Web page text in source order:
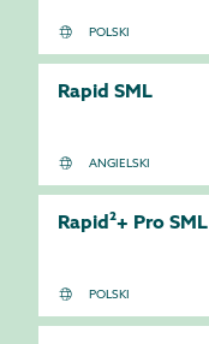
Rapid SML
Rapid²+ Pro SML